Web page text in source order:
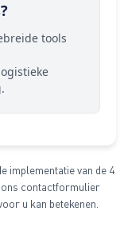
tools
implementatie van de 4
ons contactformulier
u kan betekenen.